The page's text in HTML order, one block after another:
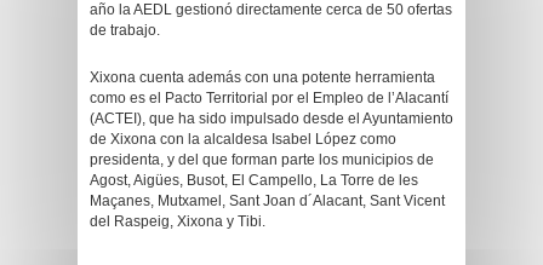
año la AEDL gestionó directamente cerca de 50 ofertas
de trabajo.
Xixona cuenta además con una potente herramienta
como es el Pacto Territorial por el Empleo de l’Alacantí
(ACTEI), que ha sido impulsado desde el Ayuntamiento
de Xixona con la alcaldesa Isabel López como
presidenta, y del que forman parte los municipios de
Agost, Aigües, Busot, El Campello, La Torre de les
Maçanes, Mutxamel, Sant Joan d´Alacant, Sant Vicent
del Raspeig, Xixona y Tibi.